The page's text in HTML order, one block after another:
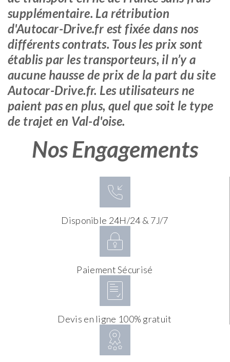
supplémentaire. La rétribution
d'Autocar-Drive.fr est fixée dans nos
différents contrats. Tous les prix sont
établis par les transporteurs, il n’y a
aucune hausse de prix de la part du site
Autocar-Drive.fr. Les utilisateurs ne
paient pas en plus, quel que soit le type
de trajet en Val-d'oise.
Nos Engagements
Disponible 24H/24 & 7J/7
Paiement Sécurisé
Devis en ligne 100% gratuit